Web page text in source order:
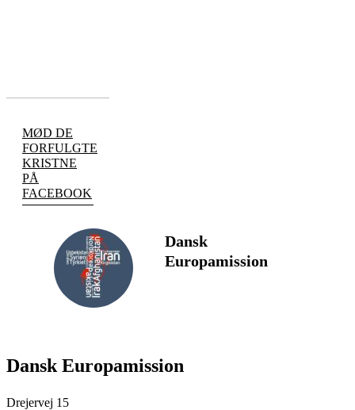
MØD DE
FORFULGTE
KRISTNE
PÅ
FACEBOOK
Dansk
Europamission
Dansk Europamission
Drejervej 15